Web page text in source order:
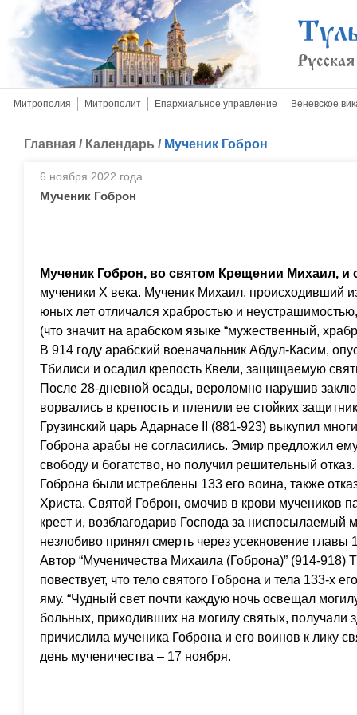
Митрополия Митрополит Епархиальное управление Веневское
Главная / Календарь / Мученик Гоброн
6 ноября 2022 года.
Мученик Гоброн
Мученик Гоброн, во святом Крещении Михаил, и
мученики Х века. Мученик Михаил, происходивший
юных лет отличался храбростью и
(что значит на арабском языке “мужественный,
В 914 году арабский военачальник Абдул-Касим,
Тбилиси и осадил крепость Квели, защищаемую
После 28-дневной осады, вероломно нарушив
ворвались в крепость и пленили ее стойких
Грузинский царь Адарнасе II (881-923) выкупил
Гоброна арабы не согласились. Эмир предложил
свободу и богатство, но получил решительный отказ.
Гоброна были истреблены 133 его воина, также
Христа. Святой Гоброн, омочив в крови мучеников
крест и, возблагодарив Господа за ниспосылаемый
незлобиво принял смерть через усекновение главы
Автор “Мученичества Михаила (Гоброна)” (914-918)
повествует, что тело святого Гоброна и тела 133-х
яму. “Чудный свет почти каждую ночь освещал
больных, приходивших на могилу святых, получали
причислила мученика Гоброна и его воинов к лику
день мученичества – 17 ноября.